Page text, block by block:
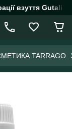
взуття
TARRAGO